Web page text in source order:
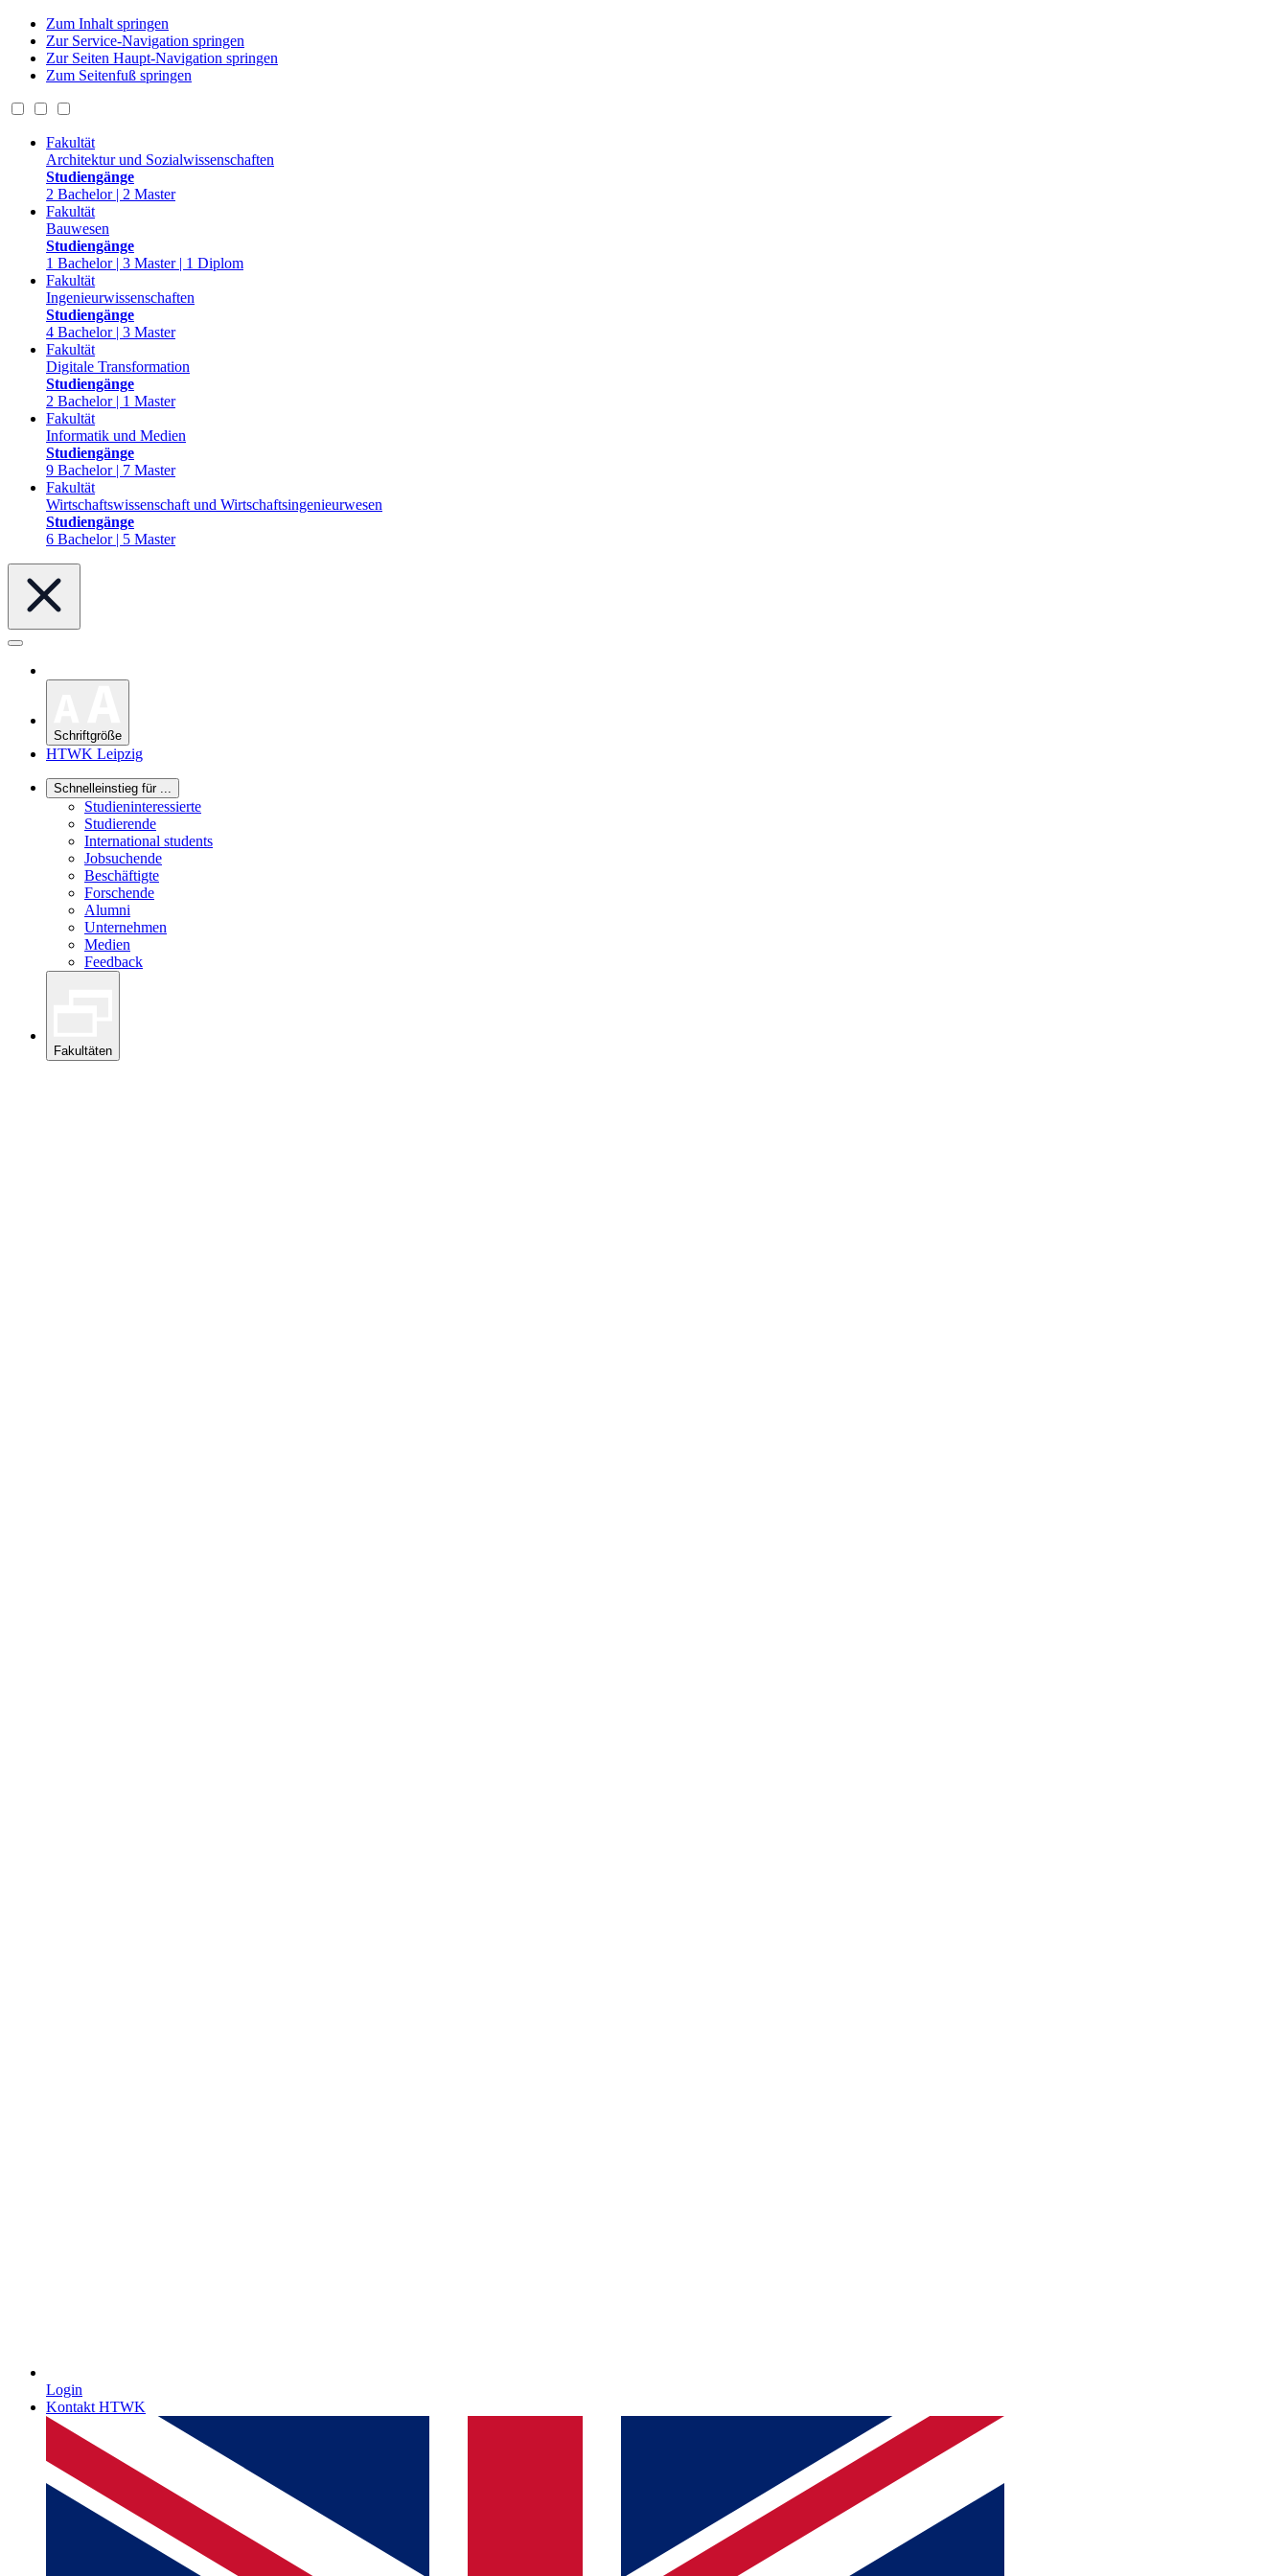
Zum Inhalt springen
Zur Service-Navigation springen
Zur Seiten Haupt-Navigation springen
Zum Seitenfuß springen
Fakultät
Architektur und Sozialwissenschaften
Studiengänge
2 Bachelor | 2 Master
Fakultät
Bauwesen
Studiengänge
1 Bachelor | 3 Master | 1 Diplom
Fakultät
Ingenieurwissenschaften
Studiengänge
4 Bachelor | 3 Master
Fakultät
Digitale Transformation
Studiengänge
2 Bachelor | 1 Master
Fakultät
Informatik und Medien
Studiengänge
9 Bachelor | 7 Master
Fakultät
Wirtschaftswissenschaft und Wirtschaftsingenieurwesen
Studiengänge
6 Bachelor | 5 Master
Schriftgröße
HTWK Leipzig
Schnelleinstieg für ...
Studieninteressierte
Studierende
International students
Jobsuchende
Beschäftigte
Forschende
Alumni
Unternehmen
Medien
Feedback
Fakultäten
Login
Kontakt HTWK